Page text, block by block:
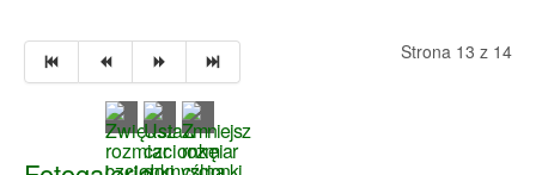
Strona 13 z 14